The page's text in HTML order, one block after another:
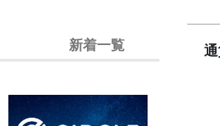
新着一覧